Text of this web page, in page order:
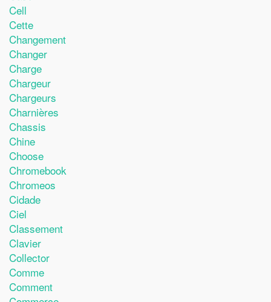
Cell
Cette
Changement
Changer
Charge
Chargeur
Chargeurs
Charnières
Chassis
Chine
Choose
Chromebook
Chromeos
Cidade
Ciel
Classement
Clavier
Collector
Comme
Comment